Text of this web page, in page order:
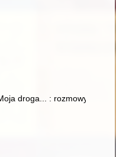
miasta : geneza,
droga... : rozmowy